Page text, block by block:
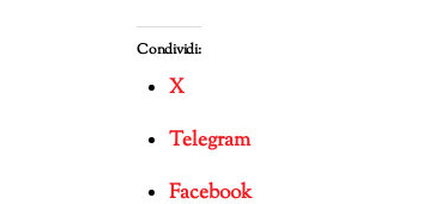
Condividi:
X
Telegram
Facebook